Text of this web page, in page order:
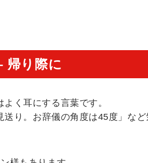
帰り際に
く耳にする言葉です。
り。お辞儀の角度は45度」な